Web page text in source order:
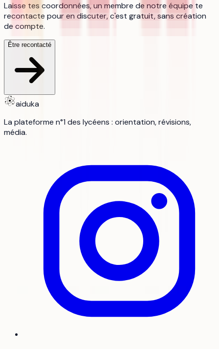
Laisse tes coordonnées, un membre de notre équipe te
recontacte pour en discuter, c'est gratuit, sans création
de compte.
Être recontacté
aiduka
La plateforme n°1 des lycéens : orientation, révisions,
média.